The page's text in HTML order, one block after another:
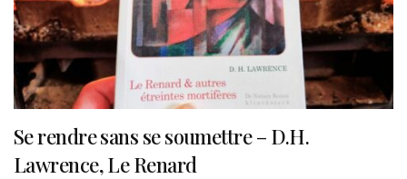
Se rendre sans se soumettre – D.H.
Lawrence, Le Renard